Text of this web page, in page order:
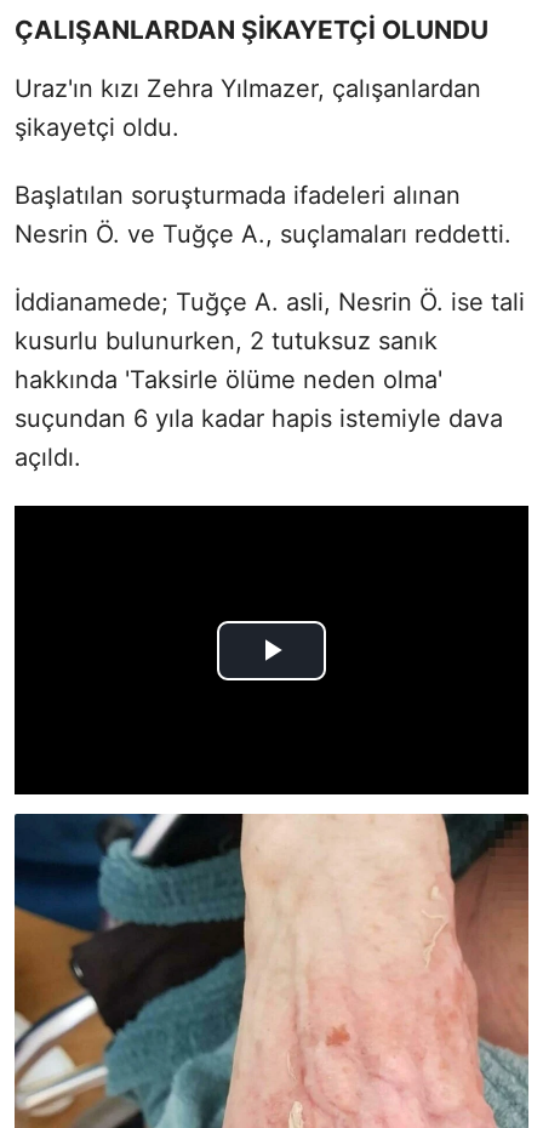
ÇALIŞANLARDAN ŞİKAYETÇİ OLUNDU
Uraz'ın kızı Zehra Yılmazer, çalışanlardan
şikayetçi oldu.
Başlatılan soruşturmada ifadeleri alınan
Nesrin Ö. ve Tuğçe A., suçlamaları reddetti.
İddianamede; Tuğçe A. asli, Nesrin Ö. ise tali
kusurlu bulunurken, 2 tutuksuz sanık
hakkında 'Taksirle ölüme neden olma'
suçundan 6 yıla kadar hapis istemiyle dava
açıldı.